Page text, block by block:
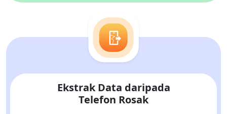
Ekstrak Data daripada
Telefon Rosak